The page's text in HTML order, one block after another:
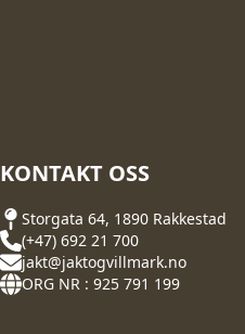
KONTAKT OSS
Storgata 64, 1890 Rakkestad
(+47) 692 21 700
jakt@jaktogvillmark.no
ORG NR : 925 791 199